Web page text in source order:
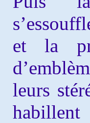
et la
leurs